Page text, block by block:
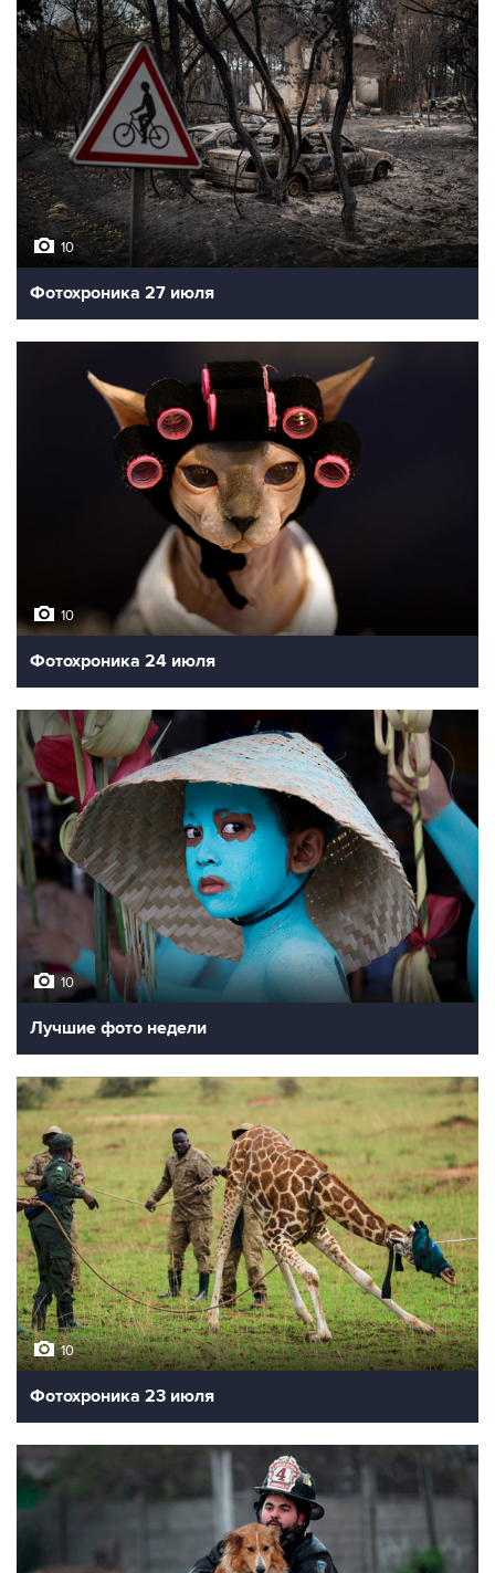
10
Фотохроника 27 июля
10
Фотохроника 24 июля
10
Лучшие фото недели
10
Фотохроника 23 июля